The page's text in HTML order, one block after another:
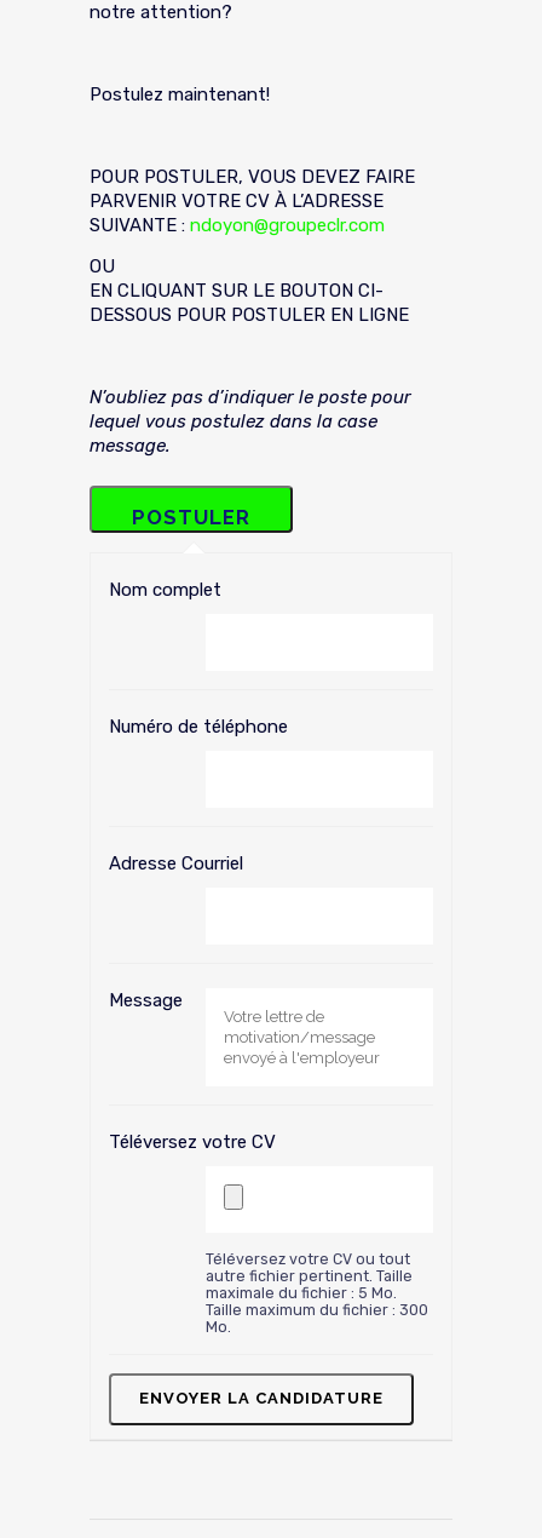
notre attention?
Postulez maintenant!
POUR POSTULER, VOUS DEVEZ FAIRE
PARVENIR VOTRE CV À L’ADRESSE
SUIVANTE : ndoyon@groupeclr.com
OU
EN CLIQUANT SUR LE BOUTON CI-
DESSOUS POUR POSTULER EN LIGNE
N’oubliez pas d’indiquer le poste pour
lequel vous postulez dans la case
message.
Nom complet
Numéro de téléphone
Adresse Courriel
Message
Téléversez votre CV
Téléversez votre CV ou tout
autre fichier pertinent. Taille
maximale du fichier : 5 Mo.
Taille maximum du fichier : 300
Mo.